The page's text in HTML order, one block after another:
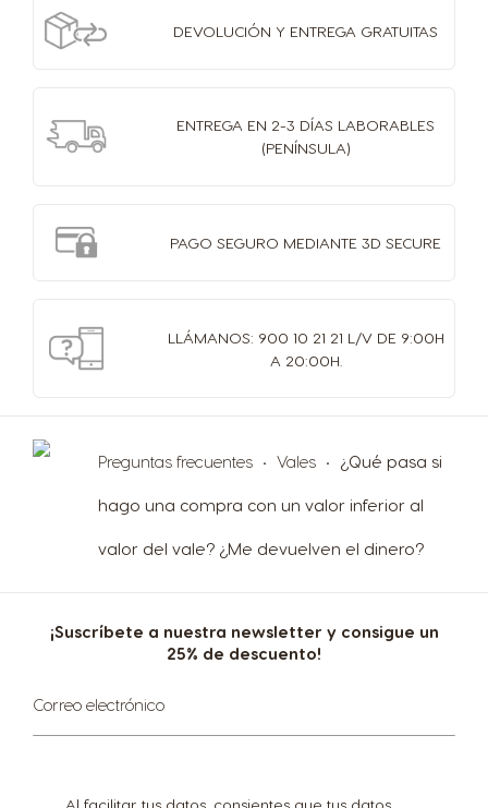
DEVOLUCIÓN Y ENTREGA GRATUITAS
ENTREGA EN 2-3 DÍAS LABORABLES
(PENÍNSULA)
PAGO SEGURO MEDIANTE 3D SECURE
LLÁMANOS: 900 10 21 21 L/V DE 9:00H
A 20:00H.
Preguntas frecuentes Vales ¿Qué pasa si
hago una compra con un valor inferior al
valor del vale? ¿Me devuelven el dinero?
¡Suscríbete a nuestra newsletter y consigue un
25% de descuento!
Inscríbase
a
nuestro
Correo electrónico